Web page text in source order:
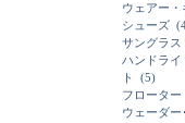
ウェアー・
シューズ
サングラス
ハンドライ
ト
(5)
フローター
ウェーダー